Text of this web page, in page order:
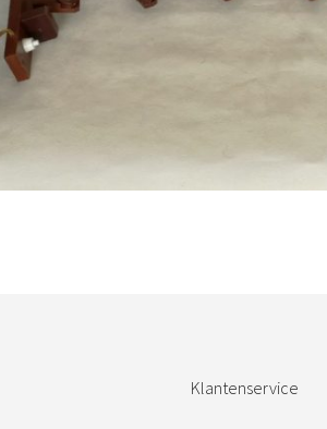
Klantenservice